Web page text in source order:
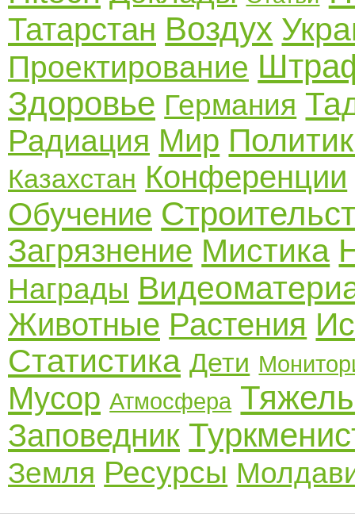
Татарстан Воздух
Проектирование
Здоровье Германия
Радиация Мир
Казахстан Конференции
Обучение
Загрязнение Мистика
Награды
Животные Растения
Статистика Дети
Мусор Атмосфера
Заповедник
Земля Ресурсы